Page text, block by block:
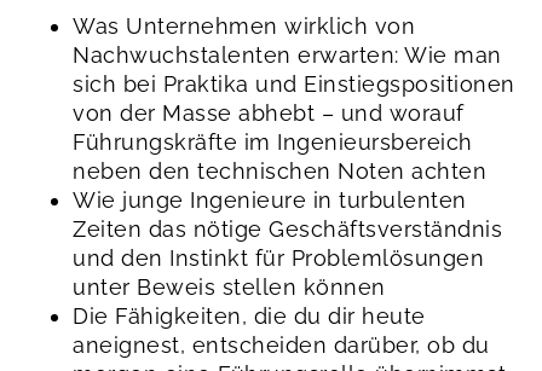
Was Unternehmen wirklich von
Nachwuchstalenten erwarten: Wie man
sich bei Praktika und Einstiegspositionen
von der Masse abhebt – und worauf
Führungskräfte im Ingenieursbereich
neben den technischen Noten achten
Wie junge Ingenieure in turbulenten
Zeiten das nötige Geschäftsverständnis
und den Instinkt für Problemlösungen
unter Beweis stellen können
Die Fähigkeiten, die du dir heute
aneignest, entscheiden darüber, ob du